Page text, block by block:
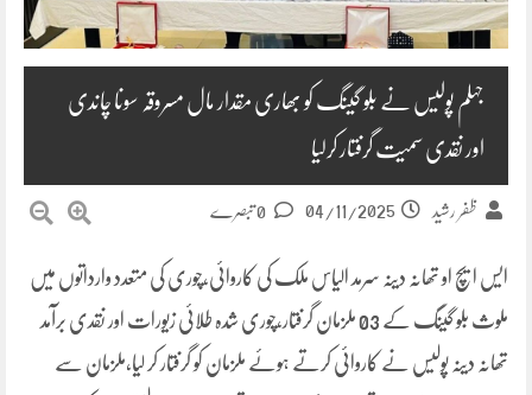
جہلم پولیس نے بلو گینگ کو بھاری مقدار مال مسروقہ سونا چاندی
اور نقدی سمیت گرفتار کرلیا
ظفر رشید 04/11/2025
ایس ایچ او تھانہ دینہ سرمد الیاس ملک کی کاروائی،چوری کی متعدد وارداتوں میں
ملوث بلو گینگ کے 03 ملزمان گرفتار،چوری شدہ طلائی زیورات اور نقدی برآمد
تھانہ دینہ پولیس نے کاروائی کرتے ہوئے ملزمان کو گرفتار کر لیا،ملزمان سے